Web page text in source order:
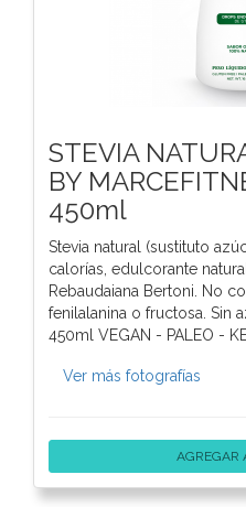
STEVIA
BY
450ml
Stevia natural (sustituto
calorías, edulcorante
Rebaudaiana Bertoni. No
fenilalanina o fructosa. Sin
450ml VEGAN - PALEO -
Ver más fotografías
AGREGAR